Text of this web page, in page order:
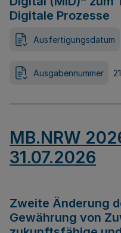
Digitale Prozesse
Ausfertigungsdatum
Ausgabennummer
MB.NRW
31.07.2026
Zweite Änderung
Gewährung von